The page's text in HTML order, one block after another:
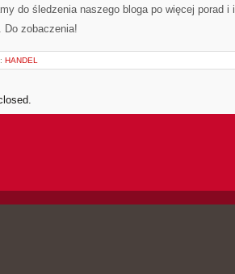
do‍ śledzenia naszego bloga po więcej porad
‌Do zobaczenia!
HANDEL